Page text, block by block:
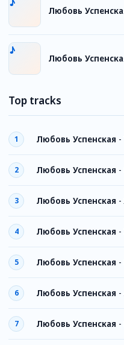
Любовь
Любовь
Top tracks
1 Любовь Успенская -
2 Любовь Успенская -
3 Любовь Успенская -
4 Любовь Успенская -
5 Любовь Успенская -
6 Любовь Успенская -
7 Любовь Успенская -